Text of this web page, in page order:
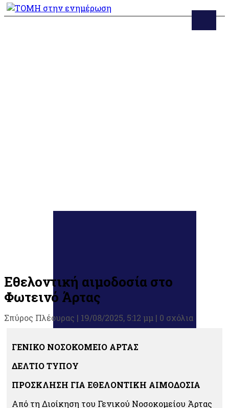
Εθελοντική αιμοδοσία στο
Φωτεινό Άρτας
Σπύρος Πλέουρας | 19/08/2025, 5:12 μμ | 0 σχόλια
ΓΕΝΙΚΟ ΝΟΣΟΚΟΜΕΙΟ ΑΡΤΑΣ
ΔΕΛΤΙΟ ΤΥΠΟΥ
ΠΡΟΣΚΛΗΣΗ ΓΙΑ ΕΘΕΛΟΝΤΙΚΗ ΑΙΜΟΔΟΣΙΑ
Από τη Διοίκηση του Γενικού Νοσοκομείου Άρτας